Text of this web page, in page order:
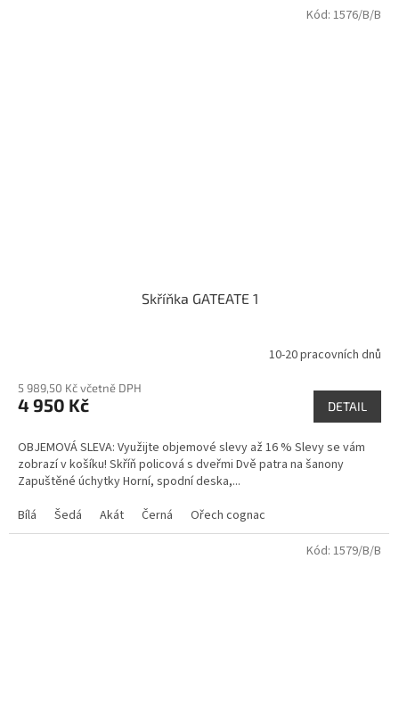
Skříňka GATEATE 1
10-20 pracovních dnů
5 989,50 Kč včetně DPH
4 950 Kč DETAIL
OBJEMOVÁ SLEVA: Využijte objemové slevy až 16 % Slevy se vám
zobrazí v košíku! Skříň policová s dveřmi Dvě patra na šanony
Zapuštěné úchytky Horní, spodní deska,...
Bílá
Šedá Akát Černá Ořech cognac
Kód: 1576/B/B
Kód: 1579/B/B